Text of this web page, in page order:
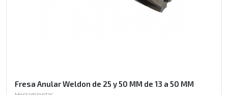
Fresa Anular Weldon de 25 y 50 MM de 13 a 50 MM